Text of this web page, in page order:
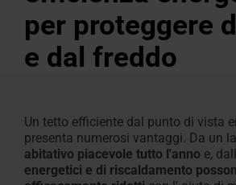
di
preventivo
tetti
piani
la
finestra
da tetto
/
Linea
Vita
per
evacuazione
di
Roto
Assistenza
Area download
dati tecnici,
altro
per proteggere
e dal freddo
Un tetto efficiente dal punto di vista
presenta numerosi vantaggi. Da un
abitativo piacevole tutto l'anno e,
energetici e di riscaldamento